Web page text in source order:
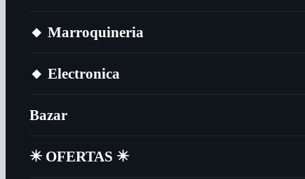
🔸​ Marroquineria
🔸​ Electronica
Bazar
✴️​ OFERTAS ✴️​